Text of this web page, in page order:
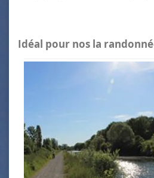
Idéal pour nos la